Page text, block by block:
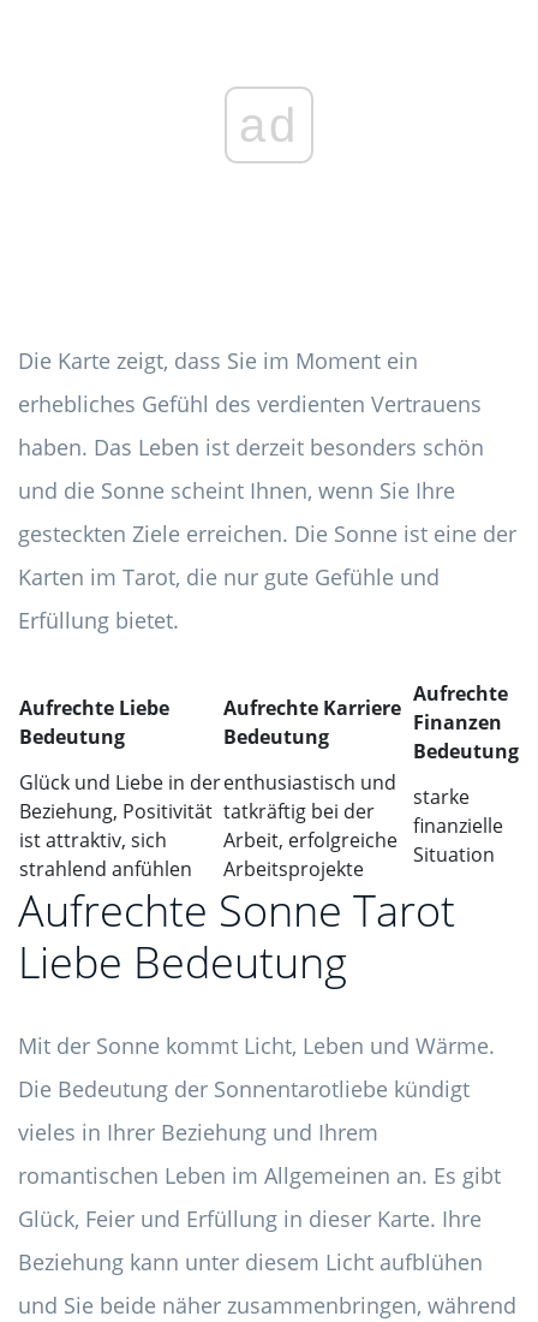
ad
Die Karte zeigt, dass Sie im Moment ein
erhebliches Gefühl des verdienten Vertrauens
haben. Das Leben ist derzeit besonders schön
und die Sonne scheint Ihnen, wenn Sie Ihre
gesteckten Ziele erreichen. Die Sonne ist eine der
Karten im Tarot, die nur gute Gefühle und
Erfüllung bietet.
Aufrechte Liebe
Bedeutung
Aufrechte Karriere
Bedeutung
Aufrechte
Finanzen
Bedeutung
Glück und Liebe in der
Beziehung, Positivität
ist attraktiv, sich
strahlend anfühlen
enthusiastisch und
tatkräftig bei der
Arbeit, erfolgreiche
Arbeitsprojekte
starke
finanzielle
Situation
Aufrechte Sonne Tarot
Liebe Bedeutung
Mit der Sonne kommt Licht, Leben und Wärme.
Die Bedeutung der Sonnentarotliebe kündigt
vieles in Ihrer Beziehung und Ihrem
romantischen Leben im Allgemeinen an. Es gibt
Glück, Feier und Erfüllung in dieser Karte. Ihre
Beziehung kann unter diesem Licht aufblühen
und Sie beide näher zusammenbringen, während